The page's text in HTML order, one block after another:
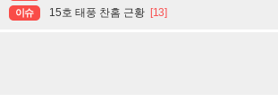
이슈 15호 태풍 찬홈 근황 [13]